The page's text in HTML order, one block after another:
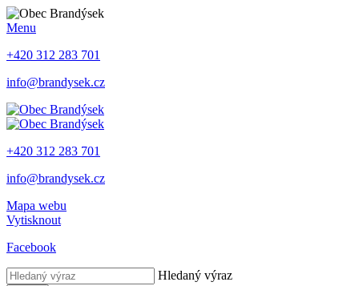
Menu
+420 312 283 701
info@brandysek.cz
+420 312 283 701
info@brandysek.cz
Mapa webu
Vytisknout
Facebook
Hledaný výraz